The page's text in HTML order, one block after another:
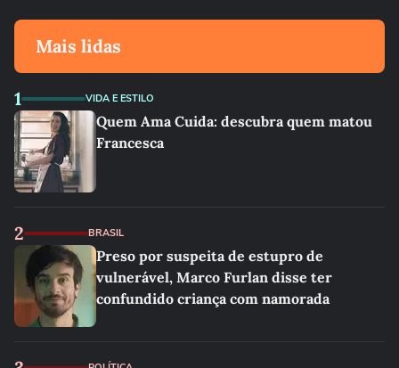
Mais lidas
1 VIDA E ESTILO
Quem Ama Cuida: descubra quem matou
Francesca
2 BRASIL
Preso por suspeita de estupro de
vulnerável, Marco Furlan disse ter
confundido criança com namorada